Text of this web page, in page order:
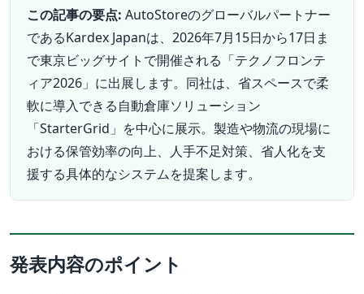
この記事の要点: AutoStoreのグローバルパートナー
であるKardex Japanは、2026年7月15日から17日ま
で東京ビッグサイトで開催される「テクノフロンテ
ィア2026」に出展します。同社は、省スペースで柔
軟に導入できる自動倉庫ソリューション
「StarterGrid」を中心に展示。製造や物流の現場に
おける保管効率の向上、人手不足対策、省人化を支
援する具体的なシステムを提案します。
発表内容のポイント